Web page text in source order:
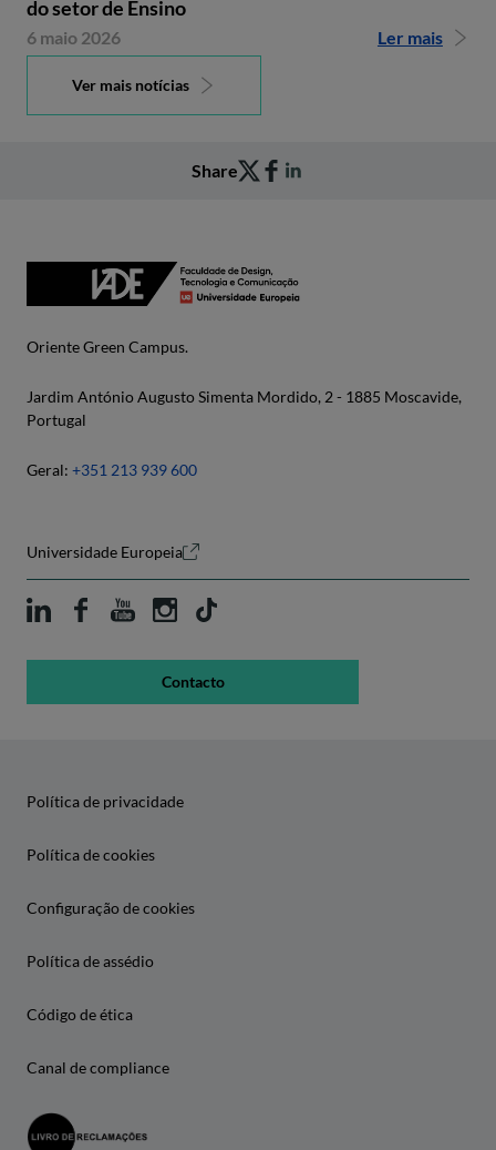
do setor de Ensino
6 maio 2026 Ler mais
Ver mais notícias
Share
Oriente Green Campus.
Jardim António Augusto Simenta Mordido, 2 - 1885 Moscavide,
Portugal
Geral: +351 213 939 600
Universidade Europeia
Contacto
Política de privacidade
Política de cookies
Configuração de cookies
Política de assédio
Código de ética
Canal de compliance